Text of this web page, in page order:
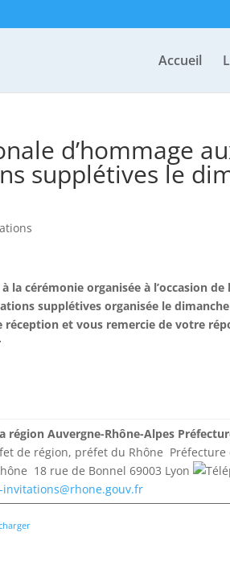
Accueil
d’hommage
supplétives le
la cérémonie organisée à l’occasion
supplétives organisée le
réception et vous remercie de votre
région Auvergne-Rhône-Alpes
de région, préfet du Rhône Préfecture
18 rue de Bonnel 69003 Lyon